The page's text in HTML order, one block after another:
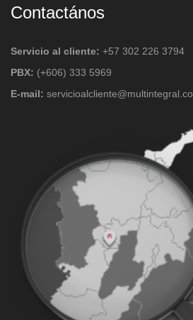
Contactános
Servicio al cliente: +57 302 226 3794
PBX: (+606) 333 5969
E-mail: servicioalcliente@multintegral.co